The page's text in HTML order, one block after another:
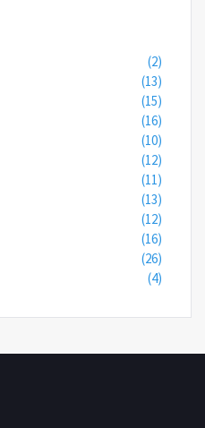
(2)
(13)
(15)
(16)
(10)
(12)
(11)
(13)
(12)
(16)
(26)
(4)